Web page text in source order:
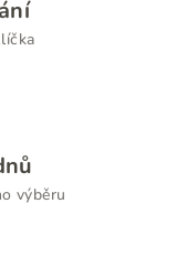
výběru